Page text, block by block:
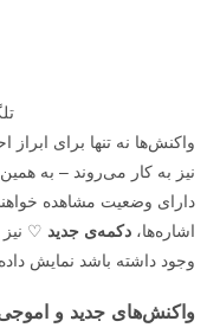
واکنش‌ها نه تنها برای
نیز به کار می‌روند – به همین
دارای وضعیت مشاهده
اشاره‌ها، دکمه‌ی جدید ♡
وجود داشته باشد نمایش
واکنش‌های جدید و